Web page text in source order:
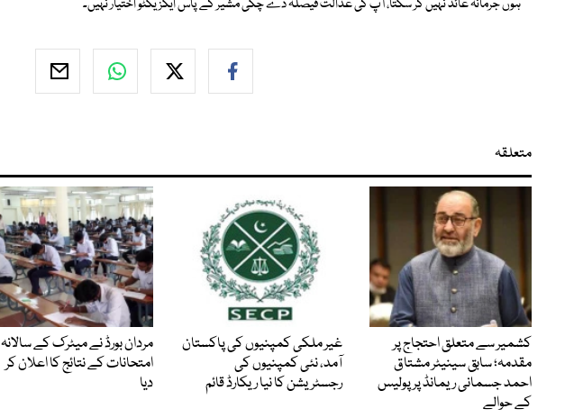
ہوں جرمانہ عائد نہیں کر سکتا، آپ کی عدالت فیصلہ دے چکی مشیر کے پاس ایگزیکٹو اختیار نہیں۔
متعلقہ
کشمیر سے متعلق احتجاج پر
مقدمہ؛ سابق سینیٹر مشتاق
احمد جسمانی ریمانڈ پر پولیس
کے حوالے
غیر ملکی کمپنیوں کی پاکستان
آمد، نئی کمپنیوں کی
رجسٹریشن کا نیا ریکارڈ قائم
مردان بورڈ نے میٹرک کے سالانہ
امتحانات کے نتائج کا اعلان کر
دیا